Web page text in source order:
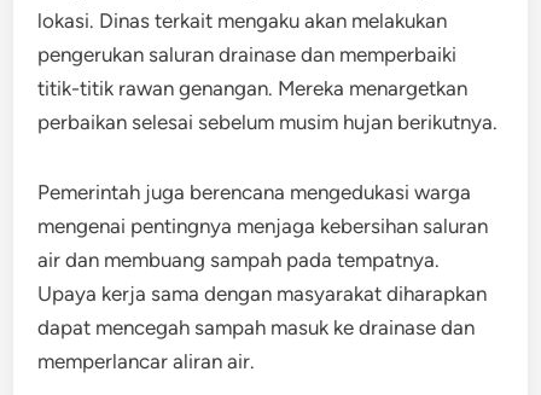
lokasi. Dinas terkait mengaku akan melakukan
pengerukan saluran drainase dan memperbaiki
titik-titik rawan genangan. Mereka menargetkan
perbaikan selesai sebelum musim hujan berikutnya.
Pemerintah juga berencana mengedukasi warga
mengenai pentingnya menjaga kebersihan saluran
air dan membuang sampah pada tempatnya.
Upaya kerja sama dengan masyarakat diharapkan
dapat mencegah sampah masuk ke drainase dan
memperlancar aliran air.